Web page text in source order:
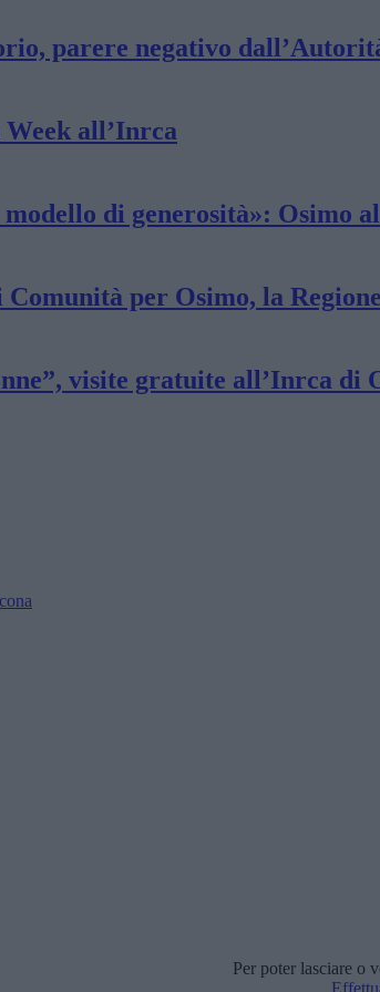
parere negativo
Week all’Inrca
di generosità»: Osimo
Comunità per Osimo, la
visite gratuite all’Inrca di
Per poter lasciare o